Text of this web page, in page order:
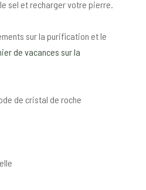
sel et recharger votre pierre.
sur la purification et le
de vacances sur la
de cristal de roche